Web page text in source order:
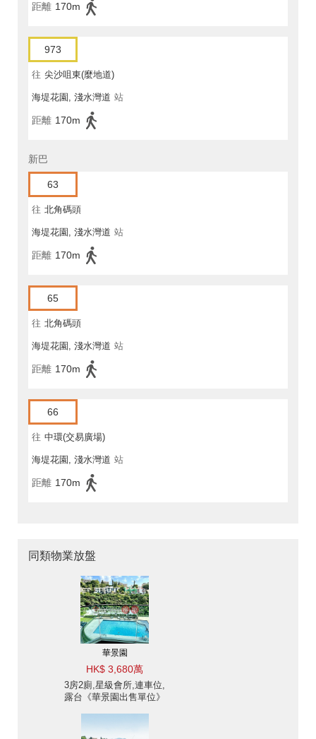
距離 170m
973
往 尖沙咀東(麼地道)
海堤花園, 淺水灣道 站
距離 170m
新巴
63
往 北角碼頭
海堤花園, 淺水灣道 站
距離 170m
65
往 北角碼頭
海堤花園, 淺水灣道 站
距離 170m
66
往 中環(交易廣場)
海堤花園, 淺水灣道 站
距離 170m
同類物業放盤
華景園
HK$ 3,680萬
3房2廁,星級會所,連車位,
露台《華景園出售單位》